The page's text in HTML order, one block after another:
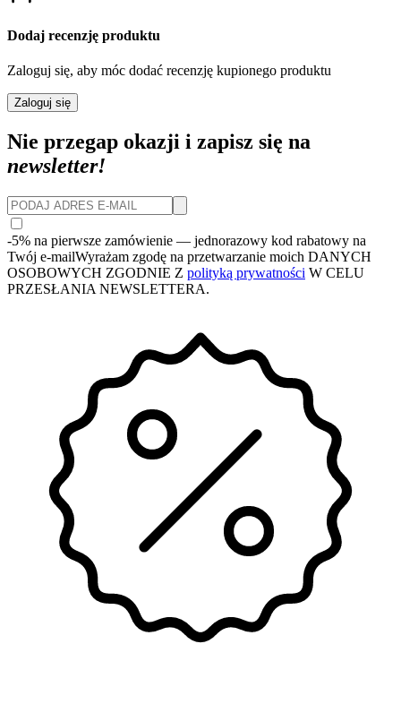
Dodaj recenzję produktu
Zaloguj się, aby móc dodać recenzję kupionego produktu
Zaloguj się
Nie przegap okazji i zapisz się na
newsletter!
-5% na pierwsze zamówienie — jednorazowy kod rabatowy na
Twój e-mailWyrażam zgodę na przetwarzanie moich DANYCH
OSOBOWYCH ZGODNIE Z polityką prywatności W CELU
PRZESŁANIA NEWSLETTERA.